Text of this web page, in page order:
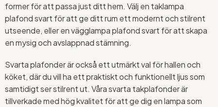
former för att passa just ditt hem. Välj en taklampa
plafond svart för att ge ditt rum ett modernt och stilrent
utseende, eller en vägglampa plafond svart för att skapa
en mysig och avslappnad stämning.
Svarta plafonder är också ett utmärkt val för hallen och
köket, där du vill ha ett praktiskt och funktionellt ljus som
samtidigt ser stilrent ut. Våra svarta takplafonder är
tillverkade med hög kvalitet för att ge dig en lampa som